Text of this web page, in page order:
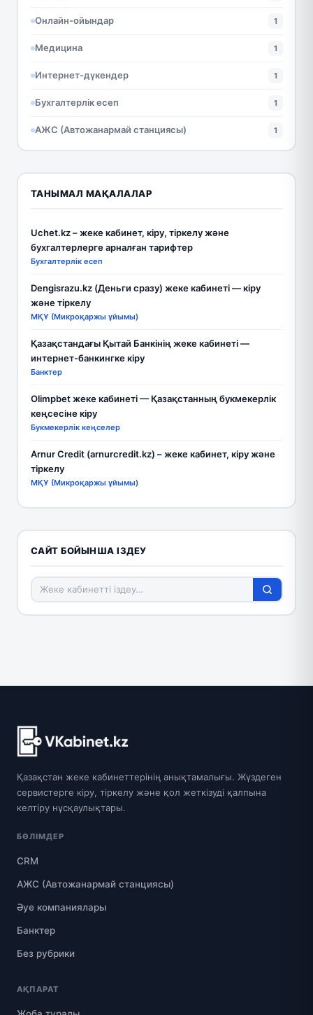
Онлайн-ойындар 1
Медицина 1
Интернет-дүкендер 1
Бухгалтерлік есеп 1
АЖС (Автожанармай станциясы) 1
ТАНЫМАЛ МАҚАЛАЛАР
Uchet.kz – жеке кабинет, кіру, тіркелу және
бухгалтерлерге арналған тарифтер
Бухгалтерлік есеп
Dengisrazu.kz (Деньги сразу) жеке кабинеті — кіру
және тіркелу
МҚҰ (Микроқаржы ұйымы)
Қазақстандағы Қытай Банкінің жеке кабинеті —
интернет-банкингке кіру
Банктер
Olimpbet жеке кабинеті — Қазақстанның букмекерлік
кеңсесіне кіру
Букмекерлік кеңселер
Arnur Credit (arnurcredit.kz) – жеке кабинет, кіру және
тіркелу
МҚҰ (Микроқаржы ұйымы)
САЙТ БОЙЫНША ІЗДЕУ
Қазақстан жеке кабинеттерінің анықтамалығы. Жүздеген
сервистерге кіру, тіркелу және қол жеткізуді қалпына
келтіру нұсқаулықтары.
БӨЛІМДЕР
CRM
АЖС (Автожанармай станциясы)
Әуе компаниялары
Банктер
Без рубрики
АҚПАРАТ